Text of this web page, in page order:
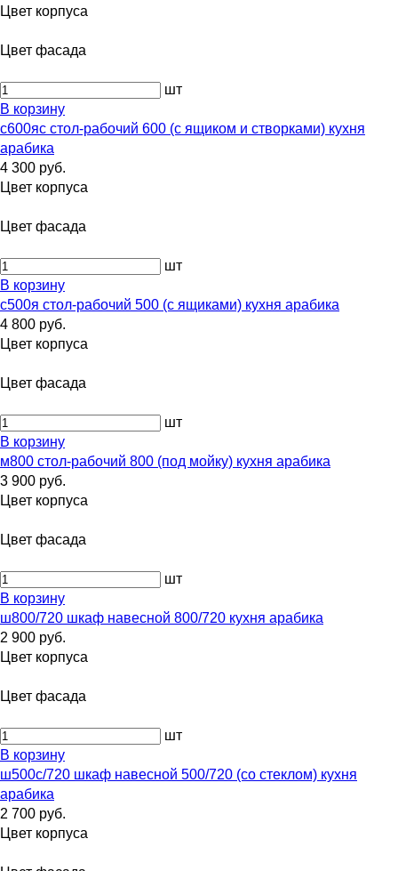
Цвет корпуса
Цвет фасада
шт
В корзину
с600яс стол-рабочий 600 (с ящиком и створками) кухня
арабика
4 300 руб.
Цвет корпуса
Цвет фасада
шт
В корзину
с500я стол-рабочий 500 (с ящиками) кухня арабика
4 800 руб.
Цвет корпуса
Цвет фасада
шт
В корзину
м800 стол-рабочий 800 (под мойку) кухня арабика
3 900 руб.
Цвет корпуса
Цвет фасада
шт
В корзину
ш800/720 шкаф навесной 800/720 кухня арабика
2 900 руб.
Цвет корпуса
Цвет фасада
шт
В корзину
ш500с/720 шкаф навесной 500/720 (со стеклом) кухня
арабика
2 700 руб.
Цвет корпуса